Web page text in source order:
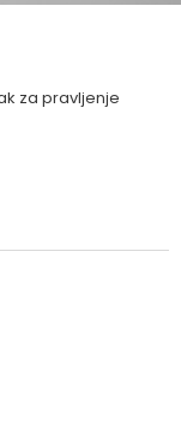
za pravljenje